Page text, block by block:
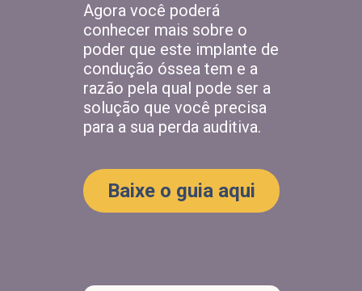
Agora você poderá
conhecer mais sobre o
poder que este implante de
condução óssea tem e a
razão pela qual pode ser a
solução que você precisa
para a sua perda auditiva.
Baixe o guia aqui